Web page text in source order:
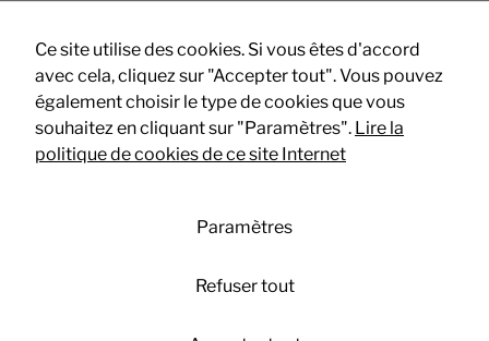
* : Champs obligatoires
Ce site utilise des cookies. Si vous êtes d'accord
avec cela, cliquez sur "Accepter tout". Vous pouvez
également choisir le type de cookies que vous
souhaitez en cliquant sur "Paramètres". Lire la
politique de cookies de ce site Internet
Paramètres
Refuser tout
Afin que notre
site Web
fonctionne au
mieux lors de
votre visite. Si
vous refusez
disparaîtront